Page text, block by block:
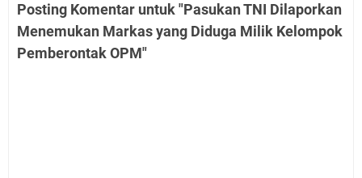
Posting Komentar untuk "Pasukan TNI Dilaporkan
Menemukan Markas yang Diduga Milik Kelompok
Pemberontak OPM"